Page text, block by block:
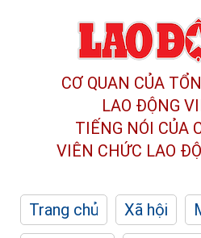
CƠ QUAN CỦA
LAO ĐỘNG
TIẾNG NÓI CỦA
VIÊN CHỨC LAO
Trang chủ Xã hội